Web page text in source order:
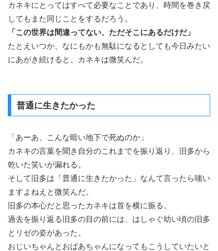
カネキにとってはすべて必要なことであり、時間を巻き戻
してもまた同じことをするだろう。
「この世界は間違ってない、ただそこにあるだけだ」
たとえいつか、なにもかも無駄になるとしても今日みたい
にあがき続けると、カネキは微笑んだ。
普通に生きたかった
「あーあ、こんな暗い地下で死ぬのか」
カネキの言葉を聞き自分のこれまでを振り返り、旧多から
乾いた笑いが漏れる。
そして旧多は「普通に生きたかった」なんて言ったら嗤い
ますよねえと微笑んだ。
旧多の本心だと思ったカネキは首を横に振る。
過去を振り返る旧多の目の前には、はしゃぐ幼い頃の旧多
とリゼの姿があった。
おじいちゃんとおばあちゃんになってもこうしていたいと